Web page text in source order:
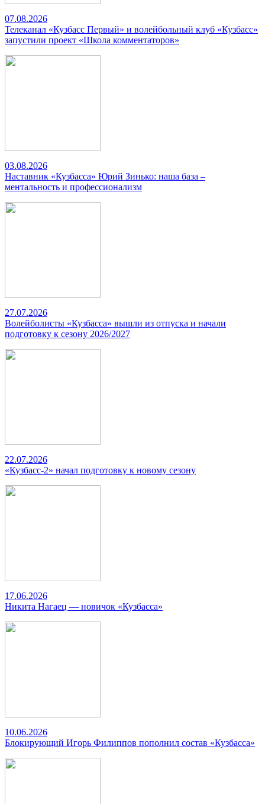
07.08.2026
Телеканал «Кузбасс Первый» и волейбольный клуб «Кузбасс»
запустили проект «Школа комментаторов»
03.08.2026
Наставник «Кузбасса» Юрий Зинько: наша база –
ментальность и профессионализм
27.07.2026
Волейболисты «Кузбасса» вышли из отпуска и начали
подготовку к сезону 2026/2027
22.07.2026
«Кузбасс-2» начал подготовку к новому сезону
17.06.2026
Никита Нагаец — новичок «Кузбасса»
10.06.2026
Блокирующий Игорь Филиппов пополнил состав «Кузбасса»